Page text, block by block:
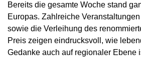
Bereits die gesamte Woche stand
Europas. Zahlreiche
sowie die Verleihung des
Preis zeigen eindrucksvoll, wie
Gedanke auch auf regionaler Ebene